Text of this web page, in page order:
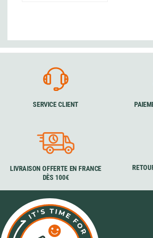
SERVICE CLIENT
LIVRAISON OFFERTE EN FRANCE
DÈS 100€